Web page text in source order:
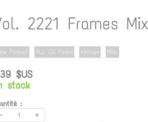
2221 Frames Mix
Product ALL CU Packs Vintage Misc
$US
stock
:
- +